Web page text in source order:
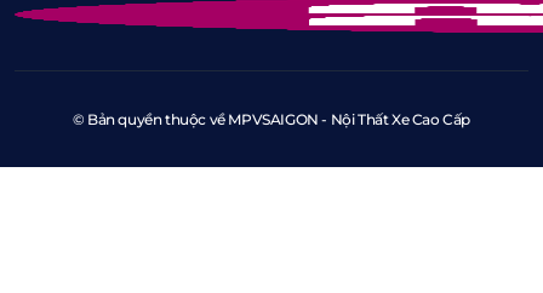
© Bản quyền thuộc về MPVSAIGON - Nội Thất Xe Cao Cấp